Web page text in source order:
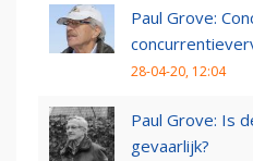
Paul Grove:
28-04-20, 12:04
Paul Grove: Is
gevaarlijk?